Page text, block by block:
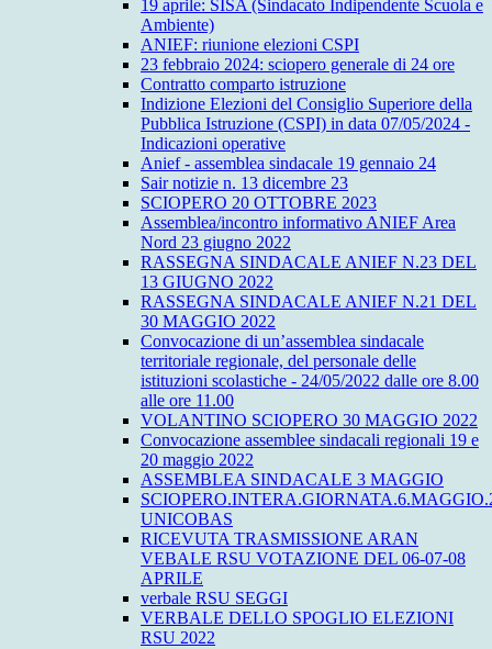
19 aprile: SISA (Sindacato Indipendente Scuola e
Ambiente)
ANIEF: riunione elezioni CSPI
23 febbraio 2024: sciopero generale di 24 ore
Contratto comparto istruzione
Indizione Elezioni del Consiglio Superiore della
Pubblica Istruzione (CSPI) in data 07/05/2024 -
Indicazioni operative
Anief - assemblea sindacale 19 gennaio 24
Sair notizie n. 13 dicembre 23
SCIOPERO 20 OTTOBRE 2023
Assemblea/incontro informativo ANIEF Area
Nord 23 giugno 2022
RASSEGNA SINDACALE ANIEF N.23 DEL
13 GIUGNO 2022
RASSEGNA SINDACALE ANIEF N.21 DEL
30 MAGGIO 2022
Convocazione di un’assemblea sindacale
territoriale regionale, del personale delle
istituzioni scolastiche - 24/05/2022 dalle ore 8.00
alle ore 11.00
VOLANTINO SCIOPERO 30 MAGGIO 2022
Convocazione assemblee sindacali regionali 19 e
20 maggio 2022
ASSEMBLEA SINDACALE 3 MAGGIO
UNICOBAS
RICEVUTA TRASMISSIONE ARAN
VEBALE RSU VOTAZIONE DEL 06-07-08
APRILE
verbale RSU SEGGI
VERBALE DELLO SPOGLIO ELEZIONI
RSU 2022